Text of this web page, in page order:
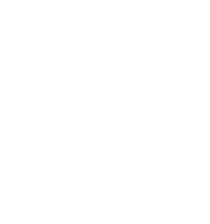
complementar sua experiência, junto
lá. Vá e curta tudo em Ribeirão